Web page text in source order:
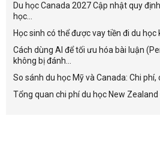
Du học Canada 2027 Cập nhật quy
học...
Học sinh có thể được vay tiền đi du học
Cách dùng AI để tối ưu hóa bài luận
không bị đánh...
So sánh du học Mỹ và Canada: Chi phí,
Tổng quan chi phí du học New